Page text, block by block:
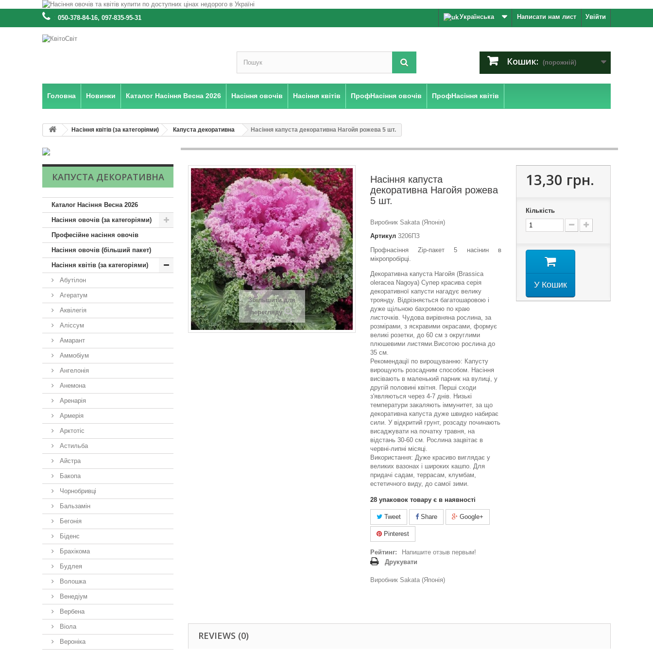
Увійти
Написати нам лист
: 050-378-84-16, 097-835-95-31 Українська
Кошик: (порожній)
Головна Новинки Каталог Насіння Весна 2026 Насіння овочів Насіння квітів ПрофНасіння овочів ПрофНасіння квітів
Насіння квітів (за категоріями) Капуста декоративна Насіння капуста декоративна Нагойя рожева 5 шт.
КАПУСТА ДЕКОРАТИВНА
Каталог Насіння Весна 2026
Насіння овочів (за категоріями)
Професійне насіння овочів
Насіння овочів (більший пакет)
Насіння квітів (за категоріями)
Абутілон
Агератум
Аквілегія
Аліссум
Амарант
Аммобіум
Ангелонія
Анемона
Аренарія
Армерія
Арктотiс
Астильба
Айстра
Бакопа
Чорнобривці
Бальзамін
Бегонія
Біденс
Брахікома
Будлея
Волошка
Венедіум
Вербена
Віола
Вероніка
Збільшити для
перегляду
Насіння капуста
декоративна Нагойя рожева
5 шт.
Виробник Sakata (Японія)
Артикул 3206ПЗ
Профнасіння Zip-пакет 5 насінин в
мікропробірці.
Декоративна капуста Нагойя (Brassica
oleracea Nagoya) Супер красива серія
декоративної капусти нагадує велику
троянду. Відрізняється багатошаровою і
дуже щільною бахромою по краю
листочків. Чудова вирівняна рослина, за
розмірами, з яскравими окрасами, формує
великі розетки, до 60 см з округлими
плюшевими листями.Висотою рослина до
35 см.
Рекомендації по вирощуванню: Капусту
вирощують розсадним способом. Насіння
висівають в маленький парник на вулиці, у
другій половині квітня. Перші сходи
з'являються через 4-7 днів. Низькі
температури закаляють іммунитет, за що
декоративна капуста дуже швидко набирає
сили. У відкритий грунт, розсаду починають
висаджувати на початку травня, на
відстань 30-60 см. Рослина зацвітає в
червні-липні місяці.
Використання: Дуже красиво виглядає у
великих вазонах і широких кашпо. Для
придачі садам, террасам, клумбам,
естетичного виду, до самої зими.
28 упаковок товару є в наявності
Tweet Share Google+
Pinterest
Рейтинг:
Напишите отзыв первым!
Друкувати
Виробник Sakata (Японія)
13,30 грн.
Кількість
У Кошик
REVIEWS (0)